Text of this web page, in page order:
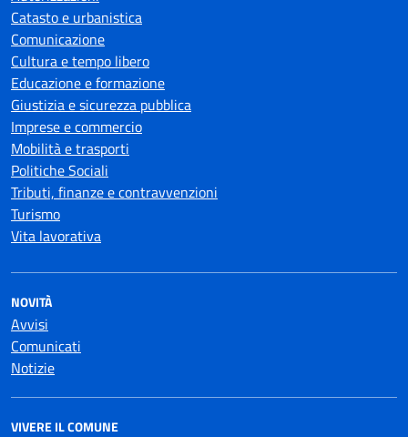
Catasto e urbanistica
Comunicazione
Cultura e tempo libero
Educazione e formazione
Giustizia e sicurezza pubblica
Imprese e commercio
Mobilità e trasporti
Politiche Sociali
Tributi, finanze e contravvenzioni
Turismo
Vita lavorativa
NOVITÀ
Avvisi
Comunicati
Notizie
VIVERE IL COMUNE